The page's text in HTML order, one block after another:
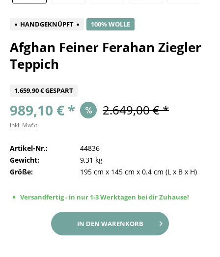
HANDGEKNÜPFT 100% WOLLE
Afghan Feiner Ferahan Ziegler
Teppich
1.659,90 € GESPART
989,10 € * 2.649,00 € *
inkl. MwSt.
Artikel-Nr.:
44836
Gewicht:
9,31 kg
Größe:
195 cm x 145 cm x 0.4 cm (L x B x H)
Versandfertig - in nur 1-3 Werktagen bei dir Zuhause!
IN DEN WARENKORB